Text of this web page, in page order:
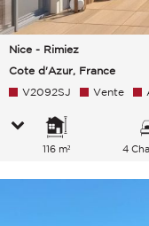
Nice - Rimiez
Cote d'Azur, France
V2092SJ Vente
116 m² 4